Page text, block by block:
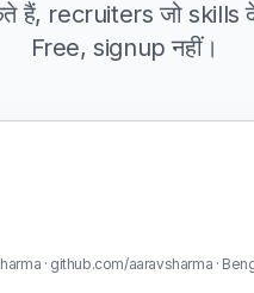
recruiters जो skills
Free, signup नहीं।
· github.com/aaravsharma ·